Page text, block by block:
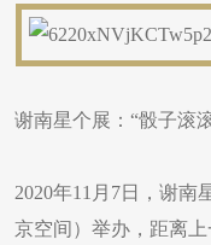
谢南星个展：“骰子滚
2020年11月7日，谢南
京空间）举办，距离